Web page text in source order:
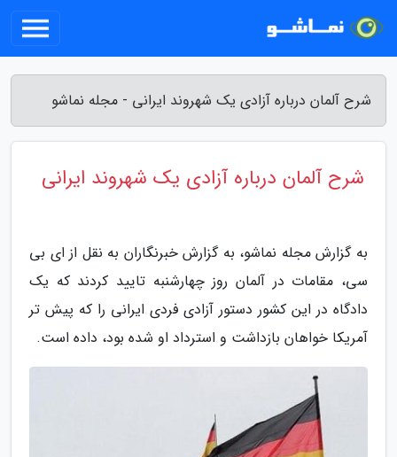
شرح آلمان درباره آزادی یک شهروند ایرانی - مجله نماشو
شرح آلمان درباره آزادی یک شهروند ایرانی
به گزارش مجله نماشو، به گزارش خبرنگاران به نقل از ای بی
سی، مقامات در آلمان روز چهارشنبه تایید کردند که یک
دادگاه در این کشور دستور آزادی فردی ایرانی را که پیش تر
آمریکا خواهان بازداشت و استرداد او شده بود، داده است.